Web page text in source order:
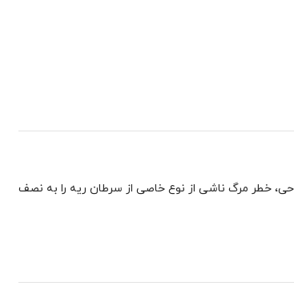
خطر مرگ ناشی از نوع خاصی از سرطان ریه را به نصف